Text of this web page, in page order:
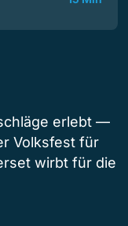
erlebt —
Volksfest für
wirbt für die